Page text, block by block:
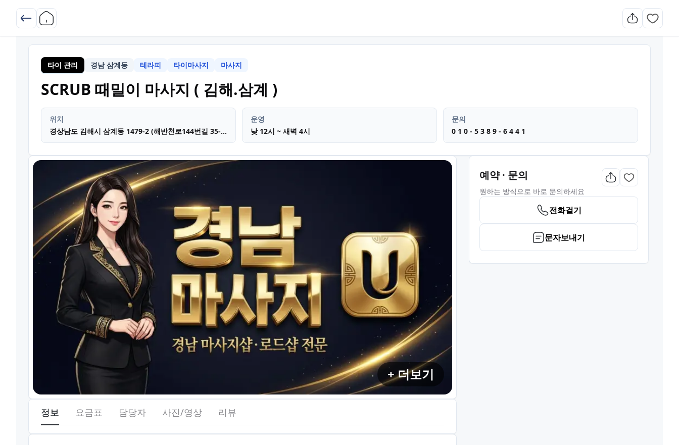
타이 관리 경남 삼계동 테라피 타이마사지 마사지
SCRUB 때밀이 마사지 ( 김해.삼계 )
위치
경상남도 김해시 삼계동 1479-2 (해반천로144번길 35-18)
운영
낮 12시 ~ 새벽 4시
문의
0 1 0 - 5 3 8 9 - 6 4 4 1
+ 더보기
정보 요금표 담당자 사진/영상 리뷰
예약 · 문의
원하는 방식으로 바로 문의하세요
전화걸기
문자보내기